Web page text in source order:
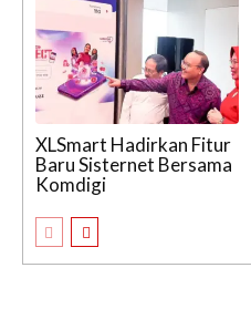
XLSmart Hadirkan Fitur
Baru Sisternet Bersama
Komdigi